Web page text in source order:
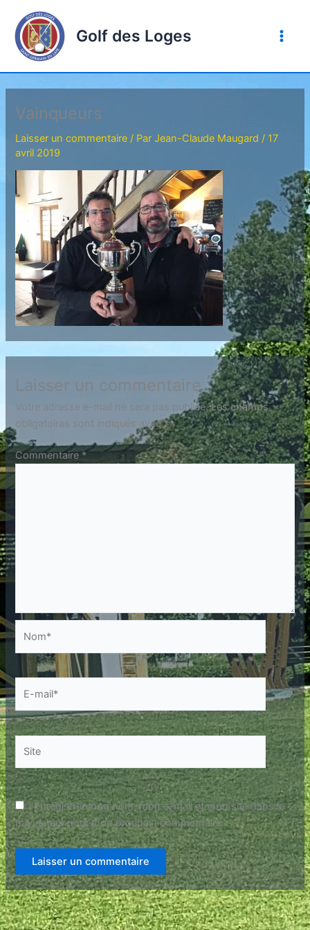
contenu
Golf des Loges
Vainqueurs
Laisser un commentaire / ParJean-Claude Maugard / 17
avril 2019
Laisser un commentaire
Votre adresse e-mail ne sera pas publiée. Les champs
obligatoires sont indiqués avec*
Commentaire*
Nom*
E-
mail*
Enregistrer mon nom, mon e-mail et mon site dans le
navigateur pour mon prochain commentaire.